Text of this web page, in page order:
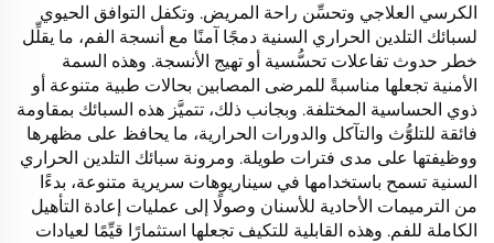
الكرسي العلاجي وتحسِّن راحة المريض. وتكفل التوافق الحيوي
لسبائك التلدين الحراري السنية دمجًا آمنًا مع أنسجة الفم، ما يقلِّل
خطر حدوث تفاعلات تحسُّسية أو تهيج الأنسجة. وهذه السمة
الأمنية تجعلها مناسبةً للمرضى المصابين بحالات طبية متنوعة أو
ذوي الحساسية المختلفة. وبجانب ذلك، تتميَّز هذه السبائك بمقاومة
فائقة للتلوُّث والتآكل والدورات الحرارية، ما يحافظ على مظهرها
ووظيفتها على مدى فترات طويلة. ومرونة سبائك التلدين الحراري
السنية تسمح باستخدامها في سيناريوهات سريرية متنوعة، بدءًا
من الترميمات الأحادية للأسنان وصولًا إلى عمليات إعادة التأهيل
الكاملة للفم. وهذه القابلية للتكيف تجعلها استثمارًا قيِّمًا لعيادات